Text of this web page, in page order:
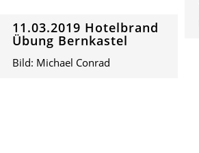
11.03.2019 Hotelbrand
Übung Bernkastel
Bild: Michael Conrad